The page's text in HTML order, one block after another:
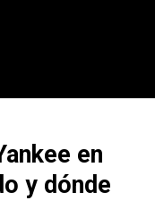
en
y dónde